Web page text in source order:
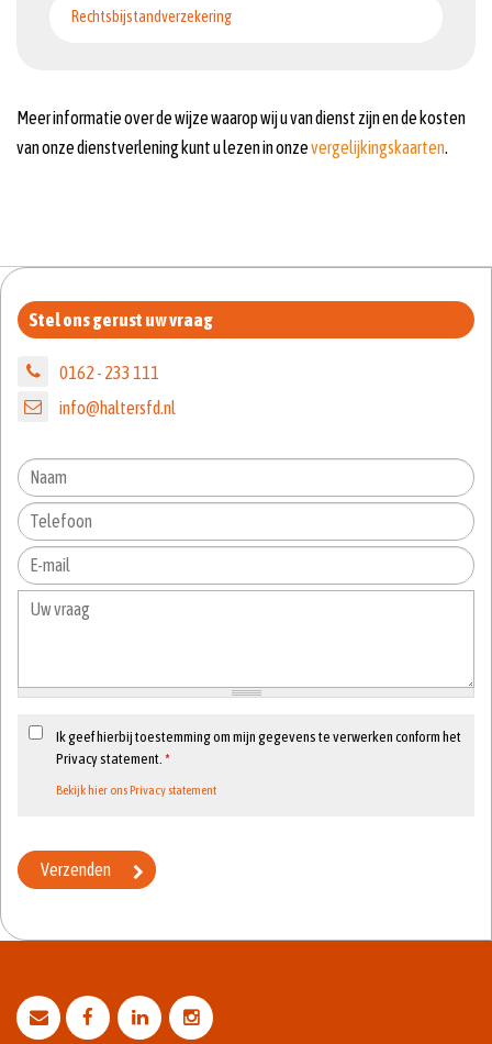
Rechtsbijstandverzekering
Meer informatie over de wijze waarop wij u van dienst zijn en de kosten
van onze dienstverlening kunt u lezen in onzevergelijkingskaarten.
Stel ons gerust uw vraag
0162 - 233 111
info@haltersfd.nl
Ik geef hierbij toestemming om mijn gegevens te verwerken conform het
Privacy statement. *
Bekijk hier ons Privacy statement